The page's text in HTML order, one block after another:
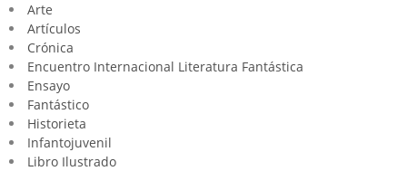
Arte
Artículos
Crónica
Encuentro Internacional Literatura Fantástica
Ensayo
Fantástico
Historieta
Infantojuvenil
Libro Ilustrado